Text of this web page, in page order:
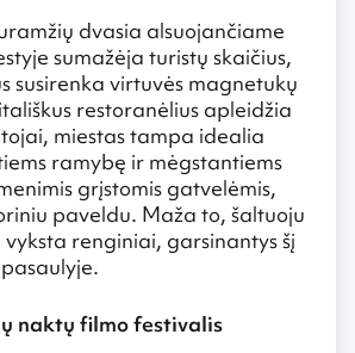
dvasia alsuojančiame
sumažėja turistų skaičius,
susirenka virtuvės magnetukų
restoranėlius apleidžia
miestas tampa idealia
ramybę ir mėgstantiems
grįstomis gatvelėmis,
paveldu. Maža to, šaltuoju
vyksta renginiai, garsinantys šį
naktų filmo festivalis